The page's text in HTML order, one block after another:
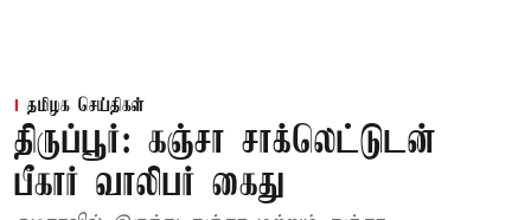
தமிழக செய்திகள்
திருப்பூர்: கஞ்சா சாக்லெட்டுடன்
பீகார் வாலிபர் கைது